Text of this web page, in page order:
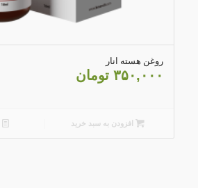
5.00
روغن هسته انار
۳۵۰,۰۰۰ تومان
افزودن به سبد خرید